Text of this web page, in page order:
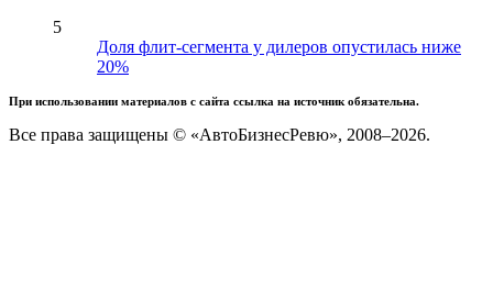
5
Доля флит-сегмента у дилеров опустилась ниже
20%
При использовании материалов с сайта ссылка на источник обязательна.
Все права защищены © «АвтоБизнесРевю», 2008–2026.